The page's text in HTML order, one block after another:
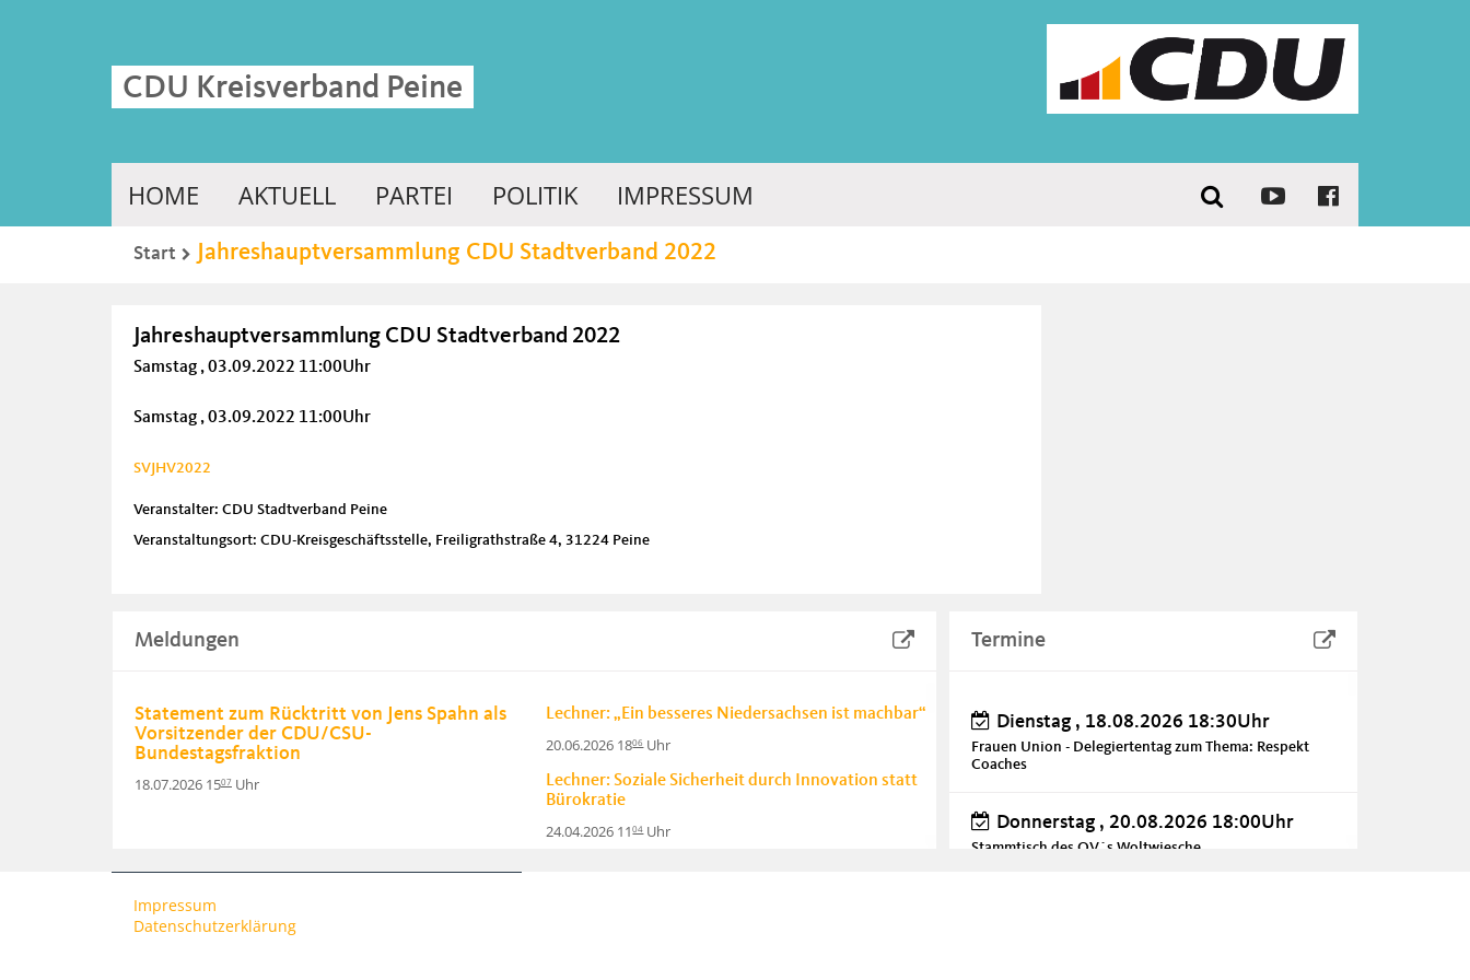
HOME AKTUELL PARTEI POLITIK IMPRESSUM
CDU Kreisverband Peine
Start Jahreshauptversammlung CDU Stadtverband 2022
Jahreshauptversammlung CDU Stadtverband 2022
Samstag , 03.09.2022 11:00Uhr
Samstag , 03.09.2022 11:00Uhr
SVJHV2022
Veranstalter: CDU Stadtverband Peine
Veranstaltungsort: CDU-Kreisgeschäftsstelle, Freiligrathstraße 4, 31224 Peine
Meldungen
Statement zum Rücktritt von Jens Spahn als
Vorsitzender der CDU/CSU-
Bundestagsfraktion
18.07.2026 1507 Uhr
Lechner: „Ein besseres Niedersachsen ist machbar“
20.06.2026 1806Uhr
Lechner: Soziale Sicherheit durch Innovation statt
Bürokratie
24.04.2026 1104Uhr
Termine
Dienstag , 18.08.2026 18:30Uhr
Frauen Union - Delegiertentag zum Thema: Respekt
Coaches
Donnerstag , 20.08.2026 18:00Uhr
Stammtisch des OV´s Woltwiesche
Impressum
Datenschutzerklärung